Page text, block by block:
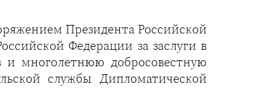
Президента Российской
Федерации за заслуги в
и многолетнюю добросовестную
службы Дипломатической